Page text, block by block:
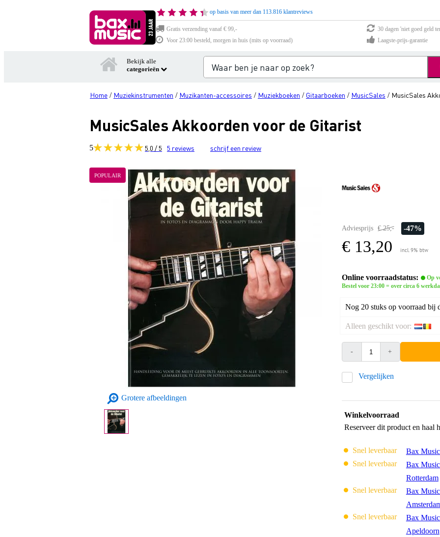
op basis van meer dan 113.816 klantreviews
Gratis verzending vanaf € 99,-
30 dagen 'niet goed geld
Voor 23:00 besteld, morgen in huis (mits op voorraad)
Laagste-prijs-garantie
Bekijk alle
categorieën
Home / Muziekinstrumenten / Muzikanten-accessoires / Muziekboeken / Gitaarboeken / MusicSales / MusicSales
MusicSales Akkoorden voor de Gitarist
5 5,0 / 5 5 reviews schrijf een review
POPULAIR
Grotere afbeeldingen
Adviesprijs € 25,- -47%
€ 13,20 incl. 9% btw
Online voorraadstatus:
Op
Bestel voor 23:00 = over circa 6
Nog 20 stuks op voorraad bij
Alleen geschikt voor:
- +
Vergelijken
Winkelvoorraad
Reserveer dit product en haal
Snel leverbaar Bax
Snel leverbaar
Bax
Rotterdam
Snel leverbaar
Bax
Snel leverbaar
Bax
Apeldoorn